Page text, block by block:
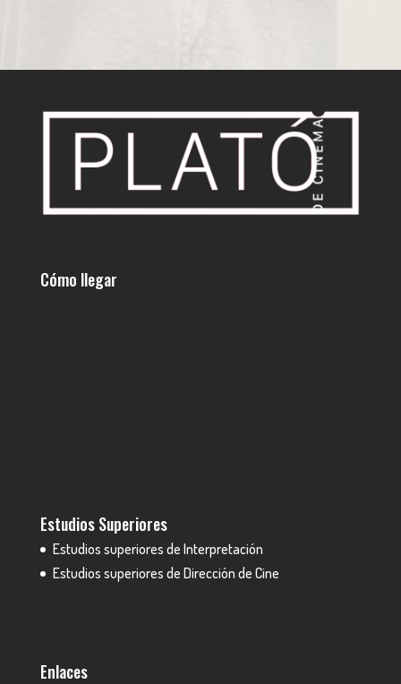
Cómo llegar
Estudios Superiores
Estudios superiores de Interpretación
Estudios superiores de Dirección de Cine
Enlaces